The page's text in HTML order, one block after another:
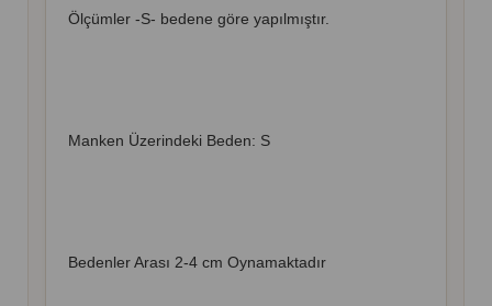
Ölçümler -S- bedene göre yapılmıştır.
Manken Üzerindeki Beden: S
Bedenler Arası 2-4 cm Oynamaktadır